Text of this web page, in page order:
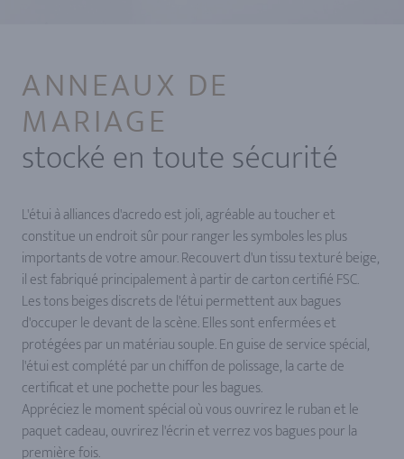
ANNEAUX DE
MARIAGE
stocké en toute sécurité
L'étui à alliances d'acredo est joli, agréable au toucher et
constitue un endroit sûr pour ranger les symboles les plus
importants de votre amour. Recouvert d'un tissu texturé beige,
il est fabriqué principalement à partir de carton certifié FSC.
Les tons beiges discrets de l'étui permettent aux bagues
d'occuper le devant de la scène. Elles sont enfermées et
protégées par un matériau souple. En guise de service spécial,
l'étui est complété par un chiffon de polissage, la carte de
certificat et une pochette pour les bagues.
Appréciez le moment spécial où vous ouvrirez le ruban et le
paquet cadeau, ouvrirez l'écrin et verrez vos bagues pour la
première fois.